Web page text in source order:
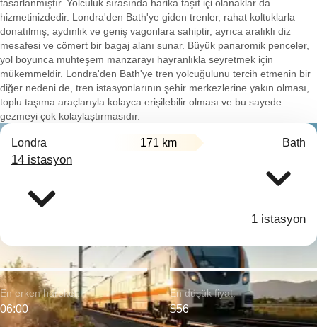
tasarlanmıştır. Yolculuk sırasında harika taşıt içi olanaklar da
hizmetinizdedir. Londra'den Bath'ye giden trenler, rahat koltuklarla
donatılmış, aydınlık ve geniş vagonlara sahiptir, ayrıca aralıklı diz
mesafesi ve cömert bir bagaj alanı sunar. Büyük panaromik penceler,
yol boyunca muhteşem manzarayı hayranlıkla seyretmek için
mükemmeldir. Londra'den Bath'ye tren yolcuğulunu tercih etmenin bir
diğer nedeni de, tren istasyonlarının şehir merkezlerine yakın olması,
toplu taşıma araçlarıyla kolayca erişilebilir olması ve bu sayede
gezmeyi çok kolaylaştırmasıdır.
Londra 171 km Bath
14 istasyon
1 istasyon
En erken hareket:
06:00
En düşük fiyat:
$56